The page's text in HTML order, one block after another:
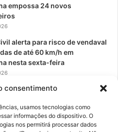
consentimento
usamos tecnologias como
informações do dispositivo. O
nos permitirá processar dados
empossa 24 novos
alerta para risco de vendaval
de até 60 km/h em
nesta sexta-feira
a melhor nota do IDEB no